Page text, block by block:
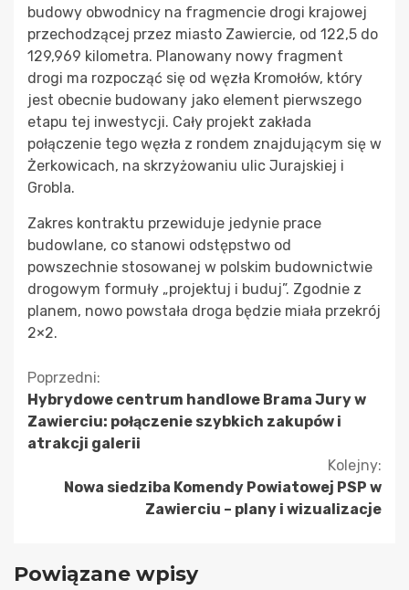
budowy obwodnicy na fragmencie drogi krajowej
przechodzącej przez miasto Zawiercie, od 122,5 do
129,969 kilometra. Planowany nowy fragment
drogi ma rozpocząć się od węzła Kromołów, który
jest obecnie budowany jako element pierwszego
etapu tej inwestycji. Cały projekt zakłada
połączenie tego węzła z rondem znajdującym się w
Żerkowicach, na skrzyżowaniu ulic Jurajskiej i
Grobla.
Zakres kontraktu przewiduje jedynie prace
budowlane, co stanowi odstępstwo od
powszechnie stosowanej w polskim budownictwie
drogowym formuły „projektuj i buduj”. Zgodnie z
planem, nowo powstała droga będzie miała przekrój
2×2.
Kontynuuj
czytanie
Poprzedni:
Hybrydowe centrum handlowe Brama Jury w
Zawierciu: połączenie szybkich zakupów i
atrakcji galerii
Kolejny:
Nowa siedziba Komendy Powiatowej PSP w
Zawierciu – plany i wizualizacje
Powiązane wpisy